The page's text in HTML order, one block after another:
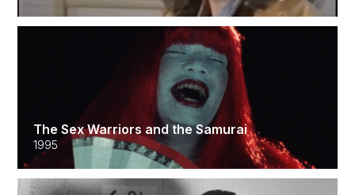
The Sex Warriors and the Samurai
1995